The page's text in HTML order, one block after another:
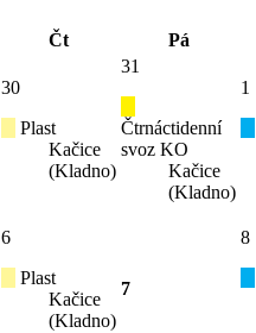
Čt Pá
30
Plast
Kačice
(Kladno)
31
Čtrnáctidenní
svoz KO
Kačice
(Kladno)
1
6
Plast
Kačice
(Kladno)
7
8